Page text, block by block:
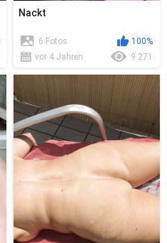
Nackt
6 Fotos
100%
vor 4 Jahren
9 271